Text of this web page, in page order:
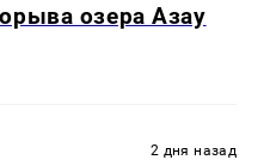
озера Азау
2 дня назад